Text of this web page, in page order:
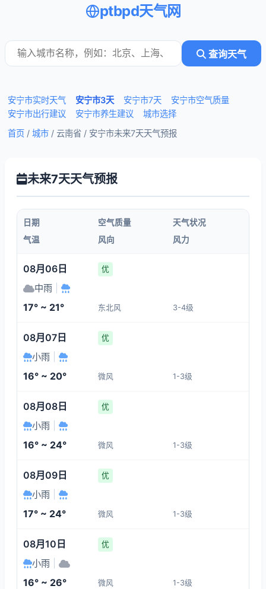
ptbpd天气网
查询天气
安宁市实时天气 安宁市3天 安宁市7天
安宁市空气质量
安宁市出行建议
安宁市养生建议
城市选择
首页 / 城市 / 云南省 / 安宁市未来7天天气预报
未来7天天气预报
日期 空气质量
天气状况
气温
风向 风力
08月06日 优
中雨
17° ~ 21° 东北风 3-4级
08月07日 优
小雨
16° ~ 20° 微风 1-3级
08月08日 优
小雨
16° ~ 24° 微风 1-3级
08月09日 优
小雨
17° ~ 24° 微风 1-3级
08月10日 优
小雨
16° ~ 26° 微风 1-3级